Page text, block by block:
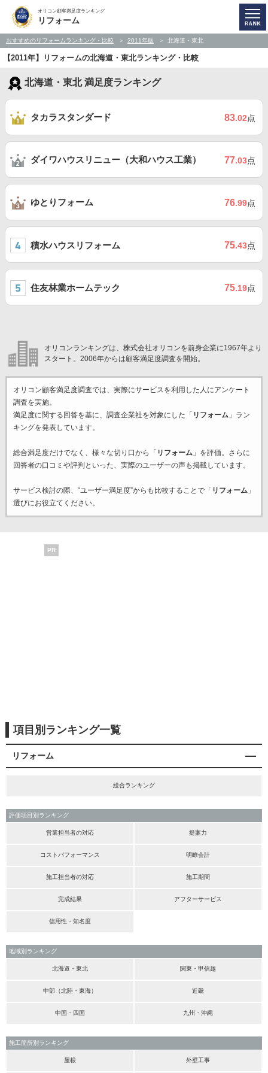
オリコン顧客満足度ランキング
リフォーム
おすすめのリフォームランキング・比較 2011年版 北海道・東北
【2011年】リフォームの北海道・東北ランキング・比較
北海道・東北 満足度ランキング
タカラスタンダード 83.02点
ダイワハウスリニュー（大和ハウス工業） 77.03点
ゆとりフォーム 76.99点
積水ハウスリフォーム 75.43点
住友林業ホームテック 75.19点
オリコンランキングは、株式会社オリコンを前身企業に1967年より
スタート。2006年からは顧客満足度調査を開始。
オリコン顧客満足度調査では、実際にサービスを利用した 人にアンケート
調査を実施。
満足度に関する回答を基に、調査企業社を対象にした「 リフォーム」ラン
キングを発表しています。
総合満足度だけでなく、様々な切り口から「 リフォーム」を評価。さらに
回答者の口コミや評判といった、実際のユーザーの声も掲載しています。
サービス検討の際、“ユーザー満足度”からも比較することで「 リフォーム」
選びにお役立てください。
PR
項目別ランキング一覧
リフォーム
総合ランキング
評価項目別ランキング
営業担当者の対応 提案力
コストパフォーマンス 明瞭会計
施工担当者の対応 施工期間
完成結果 アフターサービス
信用性・知名度
地域別ランキング
北海道・東北 関東・甲信越
中部（北陸・東海） 近畿
中国・四国 九州・沖縄
施工箇所別ランキング
屋根 外壁工事